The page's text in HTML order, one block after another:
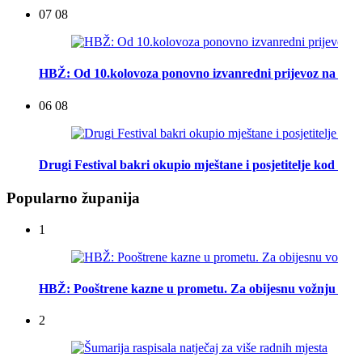
07 08
HBŽ: Od 10.kolovoza ponovno izvanredni prijevoz
06 08
Drugi Festival bakri okupio mještane i posjetitelje
Popularno županija
1
HBŽ: Pooštrene kazne u prometu. Za obijesnu
2